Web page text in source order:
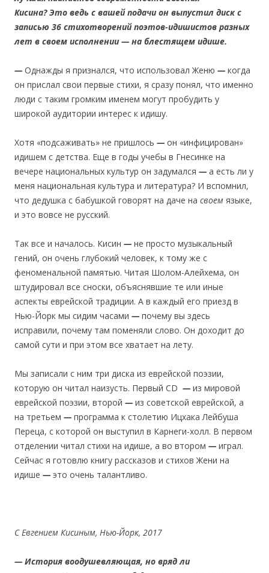
Кисина?Это ведь с вашей подачи он выпустил диск с
записью 36 стихотворений поэтов-идишистов разных
лет в своем исполнении — на блестящем идише.
— Однажды я признался, что использовал Женю — когда
он прислал свои первые стихи, я сразу понял, что именно
люди с таким громким именем могут пробудить у
широкой аудитории интерес к идишу.
Хотя «подсаживать» не пришлось — он «инфицирован»
идишем с детства. Еще в годы учебы в Гнесинке на
вечере национальных культур он задумался — а есть ли у
меня национальная культура и литература? И вспомнил,
что дедушка с бабушкой говорят на даче на своем языке,
и это вовсе не русский.
Так все и началось. Кисин — не просто музыкальный
гений, он очень глубокий человек, к тому же с
феноменальной памятью. Читая Шолом-Алейхема, он
штудировал все сноски, объяснявшие те или иные
аспекты еврейской традиции. А в каждый его приезд в
Нью-Йорк мы сидим часами — почему вы здесь
исправили, почему там поменяли слово. Он доходит до
самой сути и при этом все хватает на лету.
Мы записали с ним три диска из еврейской поэзии,
которую он читал наизусть. Первый СD — из мировой
еврейской поэзии, второй — из советской еврейской, а
на третьем — программа к столетию Ицхака Лейбуша
Переца, с которой он выступил в Карнеги-холл. В первом
отделении читал стихи на идише, а во втором — играл.
Сейчас я готовлю книгу рассказов и стихов Жени на
идише — это очень талантливо.
С Евгением Кисиным, Нью-Йорк, 2017
— История воодушевляющая, но вряд ли